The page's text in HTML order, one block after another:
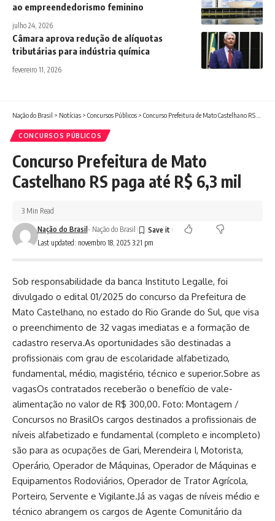
ao empreendedorismo feminino
julho 24, 2026
Câmara aprova redução de alíquotas
tributárias para indústria química
fevereiro 11, 2026
Nação do Brasil > Notícias > Concursos Públicos > Concurso Prefeitura de Mato Castelhano RS paga até R$ 6,3 mil
CONCURSOS PÚBLICOS
Concurso Prefeitura de Mato
Castelhano RS paga até R$ 6,3 mil
Last updated: novembro 18, 2025 3:21 pm
Nação do Brasil- Nação do Brasil
3 Min Read
Sob responsabilidade da banca Instituto Legalle, foi
divulgado o edital 01/2025 do concurso da Prefeitura de
Mato Castelhano, no estado do Rio Grande do Sul, que visa
o preenchimento de 32 vagas imediatas e a formação de
cadastro reserva.As oportunidades são destinadas a
profissionais com grau de escolaridade alfabetizado,
fundamental, médio, magistério, técnico e superior.Sobre as
vagasOs contratados receberão o benefício de vale-
alimentação no valor de R$ 300,00. Foto: Montagem /
Concursos no BrasilOs cargos destinados a profissionais de
níveis alfabetizado e fundamental (completo e incompleto)
são para as ocupações de Gari, Merendeira I, Motorista,
Operário, Operador de Máquinas, Operador de Máquinas e
Equipamentos Rodoviários, Operador de Trator Agrícola,
Porteiro, Servente e Vigilante.Já as vagas de níveis médio e
técnico abrangem os cargos de Agente Comunitário da